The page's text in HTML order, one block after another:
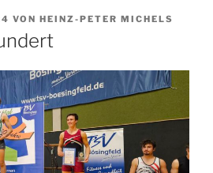
VON HEINZ-PETER MICHELS